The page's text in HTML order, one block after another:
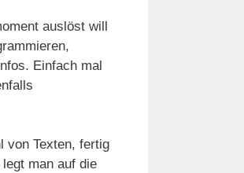
auslöst will
Einfach mal
von Texten, fertig
man auf die